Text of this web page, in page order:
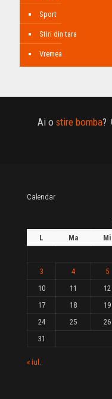
Sport
Stiri din tara
Vremea
Ai o stire bomba?
Calendar
L Ma Mi
3
4 5
10
11 12
17
18 19
24
25 26
31
« iul.